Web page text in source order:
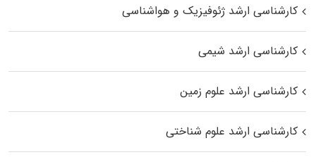
کارشناسی ارشد ژئوفیزیک و هواشناسی
کارشناسی ارشد شیمی
کارشناسی ارشد علوم زمین
کارشناسی ارشد علوم شناختی